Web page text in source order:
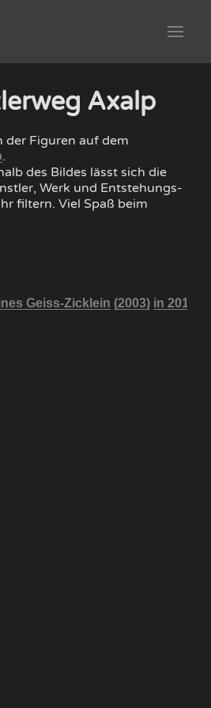
Axalp
der Figuren auf dem
.
des Bildes lässt sich die
Werk und Entstehungs-
filtern. Viel Spaß beim
Geiss-Zicklein (2003) in 2016